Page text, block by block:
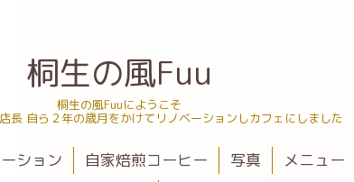
桐生の風Fuu
桐生の風Fuuにようこそ
長 自ら２年の歳月をかけてリノベーションしカフェにしました
ション 自家焙煎コーヒー 写真 メニュー